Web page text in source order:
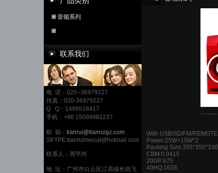
音箱系列
联系我们
电 话：020--36979227
传真：020-36979227
Q Q：1489518417
手机：+86 15099982237
邮 箱： tianrui@tianruigz.com
SKYPE:tianruimeical@hotmail.com
联系人：周平尚
地 址：广州市白云区江高镇长岗飞
With USB/SD/FM/REMOTE
Power:25W+10W*2
Packing Size:355*355*330
CBM:0.0415
20GP:675
40HQ:1638